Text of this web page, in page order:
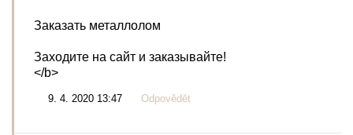
Заказать металлолом
Заходите на сайт и заказывайте!
</b>
9. 4. 2020 13:47 Odpovědět